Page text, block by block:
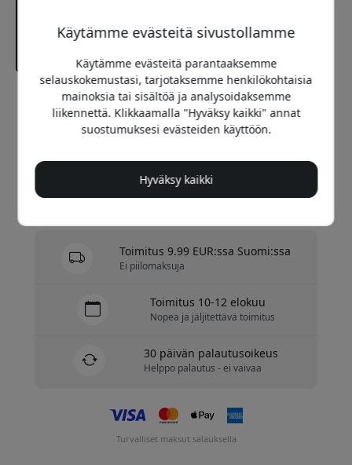
Suositeltava hinta
17.99 EUR
Toimitus 9.99 EUR:ssa Suomi:ssa
Ei piilomaksuja
Toimitus 10-12 elokuu
Nopea ja jäljitettävä toimitus
30 päivän palautusoikeus
Helppo palautus - ei vaivaa
Turvalliset maksut salauksella
Käytämme evästeitä sivustollamme
Käytämme evästeitä parantaaksemme
selauskokemustasi, tarjotaksemme henkilökohtaisia
mainoksia tai sisältöä ja analysoidaksemme
liikennettä. Klikkaamalla "Hyväksy kaikki" annat
suostumuksesi evästeiden käyttöön.
Hyväksy kaikki